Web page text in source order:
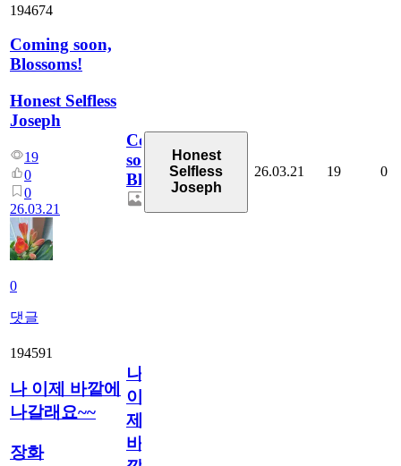
194674
Coming soon,
Blossoms!
Honest Selfless
Joseph
19
0
0
26.03.21
0
댓글
Coming
soon,
Blossoms!
Honest
Selfless
Joseph
26.03.21 19 0
194591
나 이제 바깥에
나갈래요~~
장화
나
이
제
바